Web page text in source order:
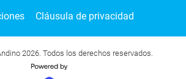
Cláusula de privacidad
2026. Todos los derechos reservados.